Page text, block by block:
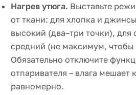
Нагрев утюга. Выставьте
от ткани: для хлопка и
высокий (два–три точки), для
средний (не максимум, чтобы
Обязательно отключите
отпаривателя – влага мешает
равномерно.